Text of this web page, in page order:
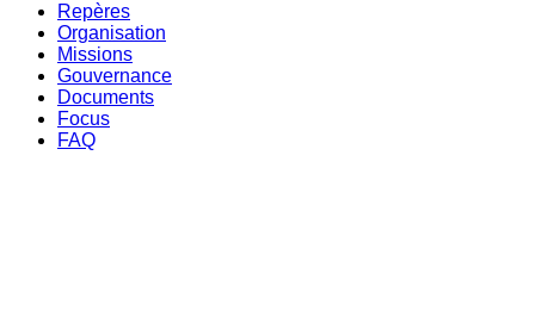
Repères
Organisation
Missions
Gouvernance
Documents
Focus
FAQ